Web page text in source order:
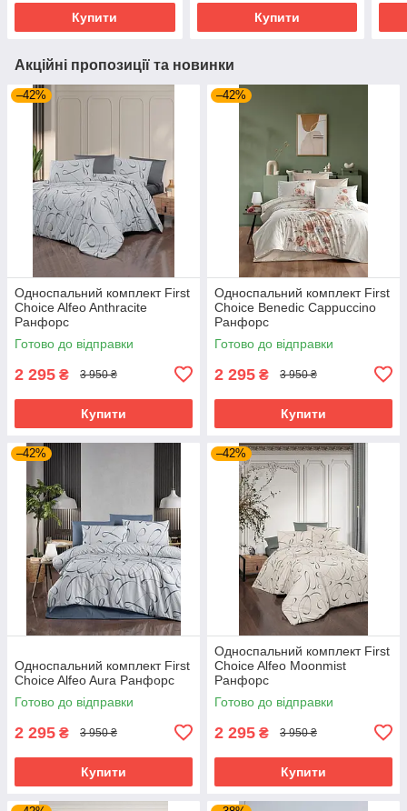
Купити Купити
Акційні пропозиції та новинки
–42%
Односпальний комплект First
Choice Alfeo Anthracite
Ранфорс
Готово до відправки
2 295 ₴ 3 950 ₴
Купити
–42%
Односпальний комплект First
Choice Benedic Cappuccino
Ранфорс
Готово до відправки
2 295 ₴ 3 950 ₴
Купити
–42%
Односпальний комплект First
Choice Alfeo Aura Ранфорс
Готово до відправки
2 295 ₴ 3 950 ₴
Купити
–42%
Односпальний комплект First
Choice Alfeo Moonmist
Ранфорс
Готово до відправки
2 295 ₴ 3 950 ₴
Купити